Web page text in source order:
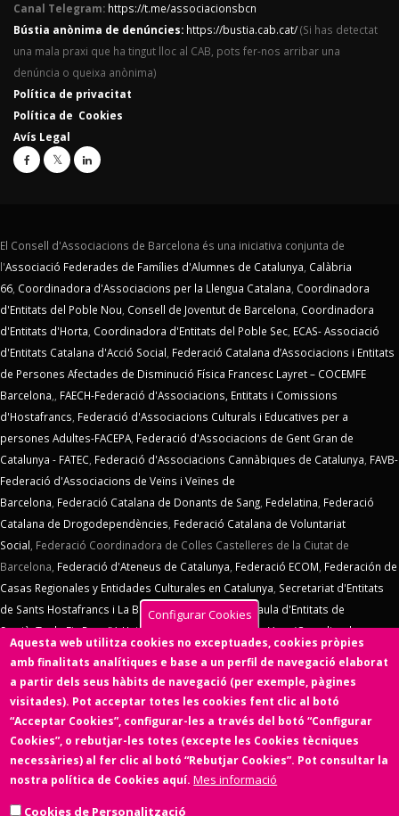
Canal Telegram: https://t.me/associacionsbcn
Bústia anònima de denúncies: https://bustia.cab.cat/(Si has detectat
una mala praxi que ha tingut lloc al CAB, pots fer-nos arribar una
denúncia o queixa anònima)
Política de privacitat
Política de Cookies
Avís Legal
El Consell d'Associacions de Barcelona és una iniciativa conjunta de
l'Associació Federades de Famílies d'Alumnes de Catalunya Calàbria
66 Coordinadora d'Associacions per la Llengua Catalana Coordinadora
d'Entitats del Poble Nou Consell de Joventut de Barcelona Coordinadora
d'Entitats d'Horta Coordinadora d'Entitats del Poble Sec ECAS- Associació
d'Entitats Catalana d'Acció Social Federació Catalana d’Associacions i Entitats
de Persones Afectades de Disminució Física Francesc Layret – COCEMFE
Barcelona
FAECH-Federació d'Associacions, Entitats i Comissions
d'Hostafrancs Federació d'Associacions Culturals i Educatives per a
persones Adultes-FACEPA Federació d'Associacions de Gent Gran de
Catalunya - FATEC Federació d'Associacions Cannàbiques de Catalunya FAVB-
Federació d'Associacions de Veïns i Veïnes de
Barcelona Federació Catalana de Donants de Sang Fedelatina Federació
Catalana de Drogodependències Federació Catalana de Voluntariat
Social Federació Coordinadora de Colles Castelleres de la Ciutat de
Barcelona, Federació d'Ateneus de Catalunya Federació ECOM Federación de
Casas Regionales y Entidades Culturales en Catalunya Secretariat d'Entitats
de Sants Hostafrancs i La Bordeta, SOS Racisme
Taula d'Entitats de
Sarrià,Taula Eix Pere IV,Unió d'Entitats de La Marina,Vern (Coordinadora
d'Entitats de La Verneda)
Xarxa d'Economia Solidària
Consell d'Associacions de Barcelona manté un conveni de col·laboració amb
Ens de l'Asociacionisme Cultural - ENS
Coordinadora Catalana de
Fundacions. El Consell d'Associacions de Barcelona és membre deXarxa
d'Economia Solidària,FETS – Finançament Ètic i Solidari,Associació
SinergiaTIC,Coop57i deFiare
Aquesta web ha estat desenvolupada per una entitat de l'Economia
Social i Solidària,
Configurar Cookies
Aquesta web utilitza cookies no exceptuades, cookies pròpies
amb finalitats analítiques e base a un perfil de navegació elaborat
a partir dels seus hàbits de navegació (per exemple, pàgines
visitades). Pot acceptar totes les cookies fent clic al botó
“Acceptar Cookies”, configurar-les a través del botó “Configurar
Cookies”, o rebutjar-les totes (excepte les Cookies tècniques
necessàries) al fer clic al botó “Rebutjar Cookies”. Pot consultar la
nostra política de Cookies aquí. Mes informació
Cookies de Personalització